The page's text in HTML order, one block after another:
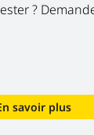
?
savoir plus